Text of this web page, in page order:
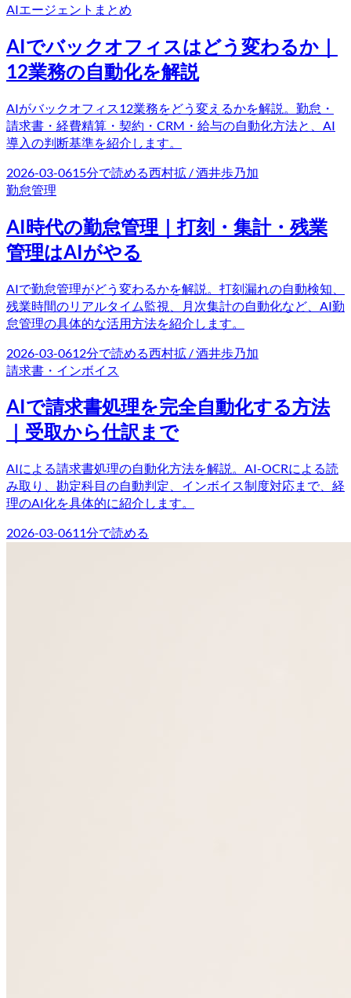
AIエージェント まとめ
AIでバックオフィスはどう変わるか｜
12業務の自動化を解説
AIがバックオフィス12業務をどう変えるかを解説。勤怠・
請求書・経費精算・契約・CRM・給与の自動化方法と、AI
導入の判断基準を紹介します。
2026-03-0615分で読める西村拡 / 酒井歩乃加
勤怠管理
AI時代の勤怠管理｜打刻・集計・残業
管理はAIがやる
AIで勤怠管理がどう変わるかを解説。打刻漏れの自動検知、
残業時間のリアルタイム監視、月次集計の自動化など、AI勤
怠管理の具体的な活用方法を紹介します。
2026-03-0612分で読める西村拡 / 酒井歩乃加
請求書・インボイス
AIで請求書処理を完全自動化する方法
｜受取から仕訳まで
AIによる請求書処理の自動化方法を解説。AI-OCRによる読
み取り、勘定科目の自動判定、インボイス制度対応まで、経
理のAI化を具体的に紹介します。
2026-03-0611分で読める